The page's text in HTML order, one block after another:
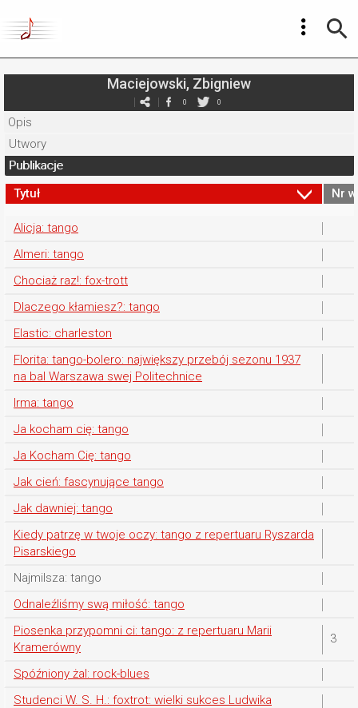
Maciejowski, Zbigniew
0 0
Opis
Utwory
Publikacje
Tytuł
Nr
Alicja: tango
Almeri: tango
Chociaż raz!: fox-trott
Dlaczego kłamiesz?: tango
Elastic: charleston
Florita: tango-bolero: największy przebój sezonu 1937
na bal Warszawa swej Politechnice
Irma: tango
Ja kocham cię: tango
Ja Kocham Cię: tango
Jak cień: fascynujące tango
Jak dawniej: tango
Kiedy patrzę w twoje oczy: tango z repertuaru Ryszarda
Pisarskiego
Najmilsza: tango
Odnaleźliśmy swą miłość: tango
Piosenka przypomni ci: tango: z repertuaru Marii
Kramerówny
3
Spóźniony żal: rock-blues
Studenci W. S. H.: foxtrot: wielki sukces Ludwika